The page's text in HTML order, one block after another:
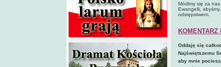
Módlmy się za
Ewangelii,
odstępstwem.
KOMENTARZ
Oddaję się
Najświętszemu
aby mnie